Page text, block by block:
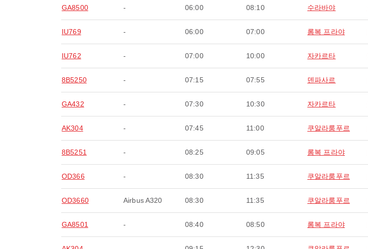
GA8500 - 06:00 08:10 수라바야
IU769 - 06:00 07:00 롬복 프라야
IU762 - 07:00 10:00 자카르타
8B5250 - 07:15 07:55 덴파사르
GA432 - 07:30 10:30 자카르타
AK304 - 07:45 11:00 쿠알라룸푸르
8B5251 - 08:25 09:05 롬복 프라야
OD366 - 08:30 11:35 쿠알라룸푸르
OD3660 Airbus A320 08:30 11:35 쿠알라룸푸르
GA8501 - 08:40 08:50 롬복 프라야